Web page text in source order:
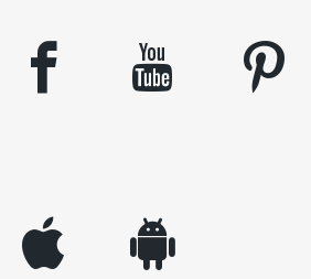
facebook youtube pinterest
appleinc android